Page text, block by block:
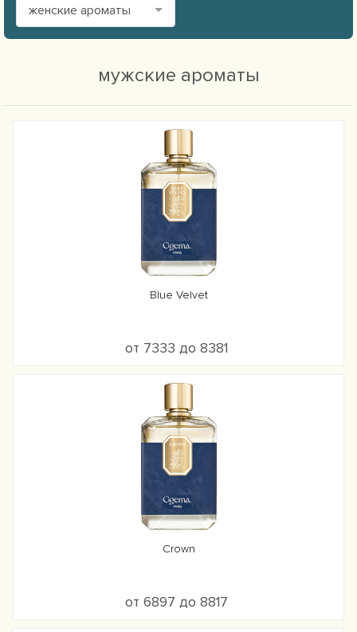
женские ароматы
мужские ароматы
Blue Velvet
от 7333 до 8381
Crown
от 6897 до 8817